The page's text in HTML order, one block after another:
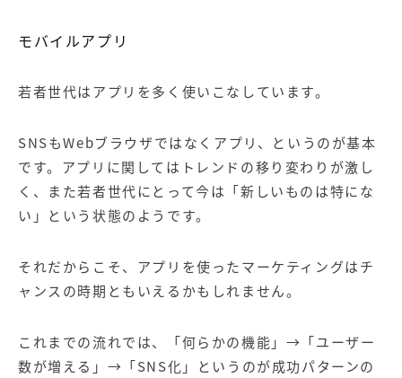
モバイルアプリ
若者世代はアプリを多く使いこなしています。
SNSもWebブラウザではなくアプリ、というのが基本
です。アプリに関してはトレンドの移り変わりが激し
く、また若者世代にとって今は「新しいものは特にな
い」という状態のようです。
それだからこそ、アプリを使ったマーケティングはチ
ャンスの時期ともいえるかもしれません。
これまでの流れでは、「何らかの機能」→「ユーザー
数が増える」→「SNS化」というのが成功パターンの